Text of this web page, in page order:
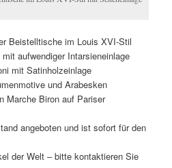
Beistelltische im Louis XVI-Stil
aufwendiger Intarsieneinlage
mit Satinholzeinlage
und Arabesken
Marche Biron auf Pariser
angeboten und ist sofort für den
der Welt – bitte kontaktieren Sie